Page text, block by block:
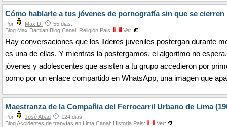
Cómo hablarle a tus jóvenes de pornografía sin que se cierren
Por Max D.
55 dias.
Blog Max Damian Blog Canal: Religión Pais: Ver:
Hay conversaciones que los líderes juveniles postergan durante
es una de ellas. Y mientras la postergamos, el algoritmo no
jóvenes y adolescentes que asisten a tu grupo accedieron por
porno por un enlace compartido en WhatsApp, una imagen que
Maestranza de la Compañia del Ferrocarril Urbano de Lima
Por José Abad
124 dias.
BlogAccidentes de tranvías en Lima Canal: Historia Pais: Ver: